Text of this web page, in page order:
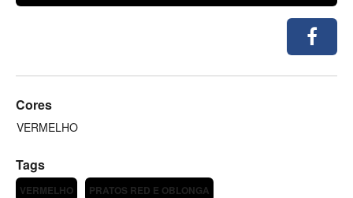
Cores
VERMELHO
Tags
VERMELHO PRATOS RED E OBLONGA